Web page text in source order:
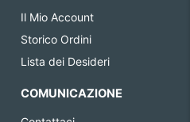
Il Mio Account
Storico Ordini
Lista dei Desideri
COMUNICAZIONE